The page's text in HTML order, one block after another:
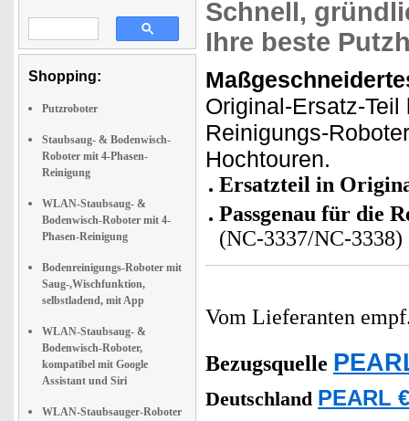
Shopping:
Putzroboter
Staubsaug- & Bodenwisch-
Roboter mit 4-Phasen-
Reinigung
WLAN-Staubsaug- &
Bodenwisch-Roboter mit 4-
Phasen-Reinigung
Bodenreinigungs-Roboter mit
Saug-,Wischfunktion,
selbstladend, mit App
WLAN-Staubsaug- &
Bodenwisch-Roboter,
kompatibel mit Google
Assistant und Siri
WLAN-Staubsauger-Roboter
Schnell,
Ihre beste
Original-Ersatz-
Reinigungs-
Hochtouren.
Ersatzteil in
Passgenau für die
(NC-3337/NC-3338)
Vom Lieferanten
Bezugsquelle
Deutschland PEARL